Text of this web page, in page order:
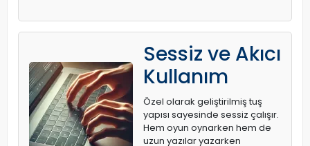
Sessiz ve Akıcı
Kullanım
Özel olarak geliştirilmiş tuş
yapısı sayesinde sessiz çalışır.
Hem oyun oynarken hem de
uzun yazılar yazarken